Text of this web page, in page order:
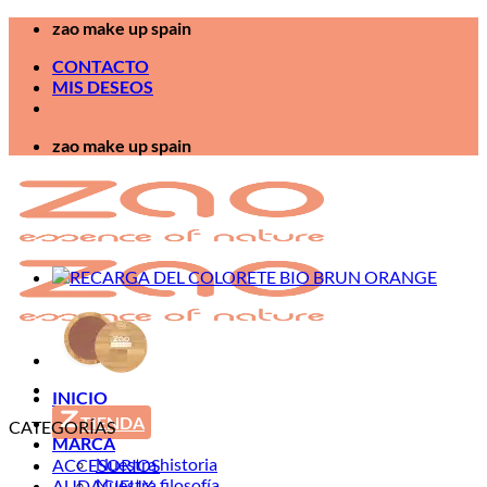
Saltar
contenido
zao make up spain
CONTACTO
MIS DESEOS
zao make up spain
INICIO
TIENDA
MARCA
Nuestra historia
CATEGORÍAS
ACCESORIOS